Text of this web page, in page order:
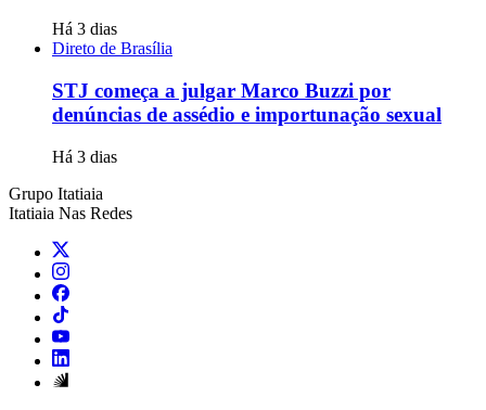
Há 3 dias
Direto de Brasília
STJ começa a julgar Marco Buzzi por
denúncias de assédio e importunação sexual
Há 3 dias
Grupo Itatiaia
Itatiaia Nas Redes